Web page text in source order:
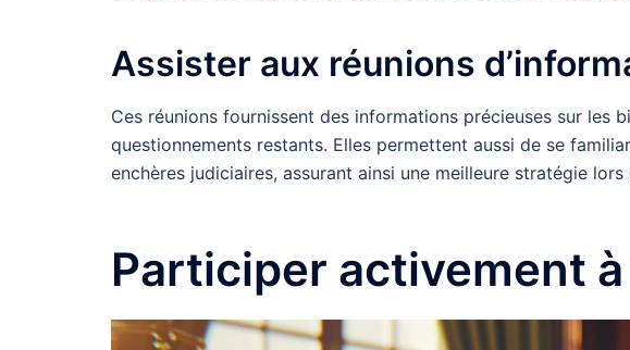
Assister aux réunions
Ces réunions fournissent des informations précieuses sur les
questionnements restants. Elles permettent aussi de se
enchères judiciaires, assurant ainsi une meilleure stratégie lors
Participer activement à